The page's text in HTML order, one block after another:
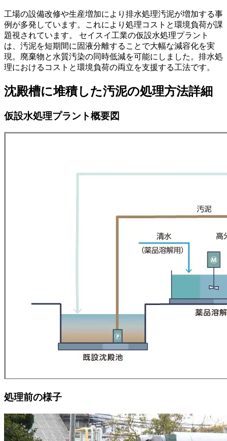
工場の設備改修や生産増加により排水処理汚泥が増加する事
例が多発しています。これにより処理コストと環境負荷が課
題視されています。 セイスイ工業の仮設水処理プラント
は、汚泥を短期間に固液分離することで大幅な減容化を実
現。廃棄物と水質汚染の同時低減を可能にしました。排水処
理におけるコストと環境負荷の両立を支援する工法です。
沈殿槽に堆積した汚泥の処理方法詳細
仮設水処理プラント概要図
処理前の様子